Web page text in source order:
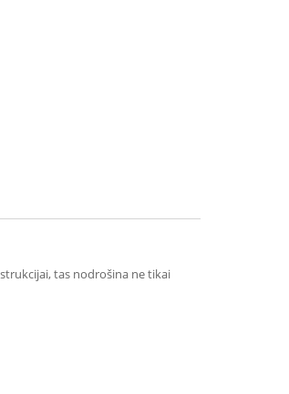
tas nodrošina ne tikai